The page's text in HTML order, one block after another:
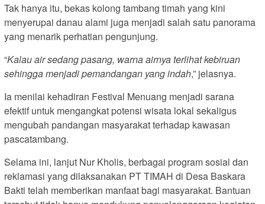
Tak hanya itu, bekas kolong tambang timah yang kini
menyerupai danau alami juga menjadi salah satu panorama
yang menarik perhatian pengunjung.
“Kalau air sedang pasang, warna airnya terlihat kebiruan
sehingga menjadi pemandangan yang indah,” jelasnya.
Ia menilai kehadiran Festival Menuang menjadi sarana
efektif untuk mengangkat potensi wisata lokal sekaligus
mengubah pandangan masyarakat terhadap kawasan
pascatambang.
Selama ini, lanjut Nur Kholis, berbagai program sosial dan
reklamasi yang dilaksanakan PT TIMAH di Desa Baskara
Bakti telah memberikan manfaat bagi masyarakat. Bantuan